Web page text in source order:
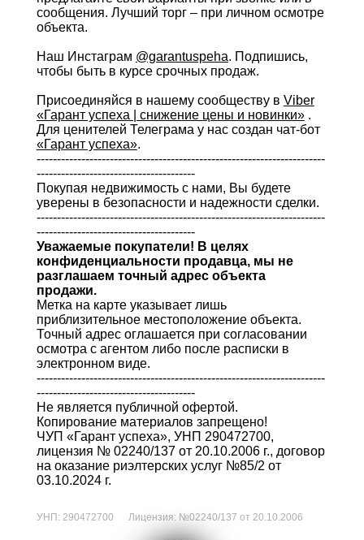
сообщения. Лучший торг – при личном осмотре
объекта.
Наш Инстаграм @garantuspeha. Подпишись,
чтобы быть в курсе срочных продаж.
Присоединяйся в нашему сообществу в Viber
«Гарант успеха | снижение цены и новинки».
Для ценителей Телеграма у нас создан чат-бот
«Гарант успеха».
-----------------------------------------------------------------------
---------------------------------------
Покупая недвижимость с нами, Вы будете
уверены в безопасности и надежности сделки.
-----------------------------------------------------------------------
---------------------------------------
Уважаемые покупатели! В целях
конфиденциальности продавца, мы не
разглашаем точный адрес объекта
продажи.
Метка на карте указывает лишь
приблизительное местоположение объекта.
Точный адрес оглашается при согласовании
осмотра с агентом либо после расписки в
электронном виде.
-----------------------------------------------------------------------
---------------------------------------
Не является публичной офертой.
Копирование материалов запрещено!
ЧУП «Гарант успеха», УНП 290472700,
лицензия № 02240/137 от 20.10.2006 г., договор
на оказание риэлтерских услуг №85/2 от
03.10.2024 г.
УНП: 290472700 Лицензия: №02240/137 от 20.10.2006